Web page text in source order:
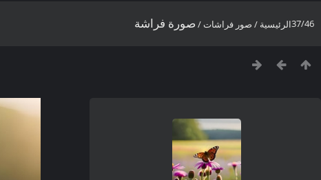
37/46الرئيسية / صور فراشات/صورة فراشة